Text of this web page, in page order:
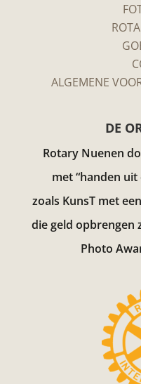
ALGEMENE
DE
Rotary Nuenen
met “handen
zoals KunsT met
die geld opbrengen
Photo